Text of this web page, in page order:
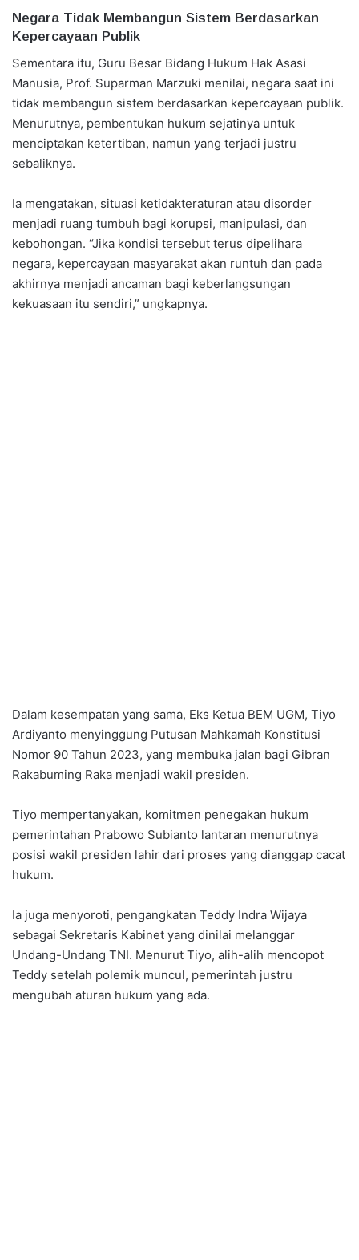
Negara Tidak Membangun Sistem Berdasarkan
Kepercayaan Publik
Sementara itu, Guru Besar Bidang Hukum Hak Asasi
Manusia, Prof. Suparman Marzuki menilai, negara saat ini
tidak membangun sistem berdasarkan kepercayaan publik.
Menurutnya, pembentukan hukum sejatinya untuk
menciptakan ketertiban, namun yang terjadi justru
sebaliknya.
Ia mengatakan, situasi ketidakteraturan atau disorder
menjadi ruang tumbuh bagi korupsi, manipulasi, dan
kebohongan. “Jika kondisi tersebut terus dipelihara
negara, kepercayaan masyarakat akan runtuh dan pada
akhirnya menjadi ancaman bagi keberlangsungan
kekuasaan itu sendiri,” ungkapnya.
Dalam kesempatan yang sama, Eks Ketua BEM UGM, Tiyo
Ardiyanto menyinggung Putusan Mahkamah Konstitusi
Nomor 90 Tahun 2023, yang membuka jalan bagi Gibran
Rakabuming Raka menjadi wakil presiden.
Tiyo mempertanyakan, komitmen penegakan hukum
pemerintahan Prabowo Subianto lantaran menurutnya
posisi wakil presiden lahir dari proses yang dianggap cacat
hukum.
Ia juga menyoroti, pengangkatan Teddy Indra Wijaya
sebagai Sekretaris Kabinet yang dinilai melanggar
Undang-Undang TNI. Menurut Tiyo, alih-alih mencopot
Teddy setelah polemik muncul, pemerintah justru
mengubah aturan hukum yang ada.